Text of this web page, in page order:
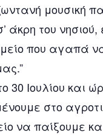
μουσική
άκρη του νησιού,
που αγαπά
30 Ιουλίου και
στο
να παίξουμε